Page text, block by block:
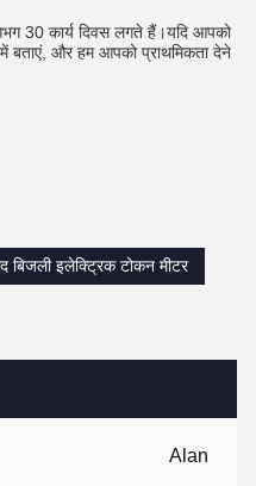
Alan
30 कार्य दिवस लगते हैं।यदि आपको
बताएं, और हम आपको प्राथमिकता देने
बिजली इलेक्ट्रिक टोकन मीटर